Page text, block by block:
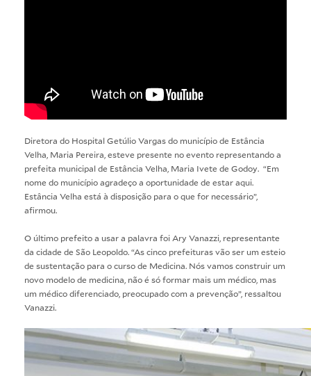
Diretora do Hospital Getúlio Vargas do município de Estância
Velha, Maria Pereira, esteve presente no evento representando a
prefeita municipal de Estância Velha, Maria Ivete de Godoy. “Em
nome do município agradeço a oportunidade de estar aqui.
Estância Velha está à disposição para o que for necessário”,
afirmou.
O último prefeito a usar a palavra foi Ary Vanazzi, representante
da cidade de São Leopoldo. “As cinco prefeituras vão ser um esteio
de sustentação para o curso de Medicina. Nós vamos construir um
novo modelo de medicina, não é só formar mais um médico, mas
um médico diferenciado, preocupado com a prevenção”, ressaltou
Vanazzi.